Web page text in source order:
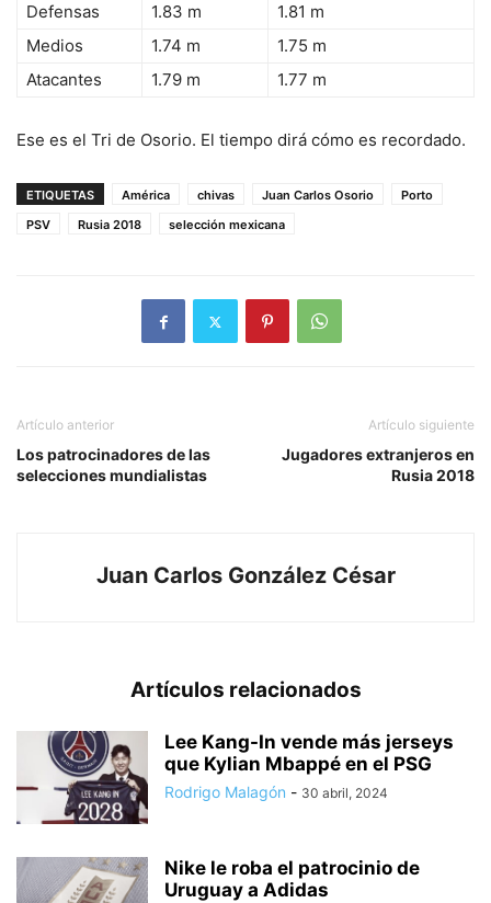
Defensas
1.83 m
1.81 m
Medios
1.74 m
1.75 m
Atacantes
1.79 m 1.77 m
Ese es el Tri de Osorio. El tiempo dirá cómo es recordado.
ETIQUETAS América chivas Juan Carlos Osorio
Porto
PSV
Rusia 2018 selección mexicana
Artículo anterior
Los patrocinadores de las
selecciones mundialistas
Artículo siguiente
Jugadores extranjeros en
Rusia 2018
Juan Carlos González César
Artículos relacionados
Lee Kang-In vende más jerseys
que Kylian Mbappé en el PSG
Rodrigo Malagón - 30 abril, 2024
Nike le roba el patrocinio de
Uruguay a Adidas